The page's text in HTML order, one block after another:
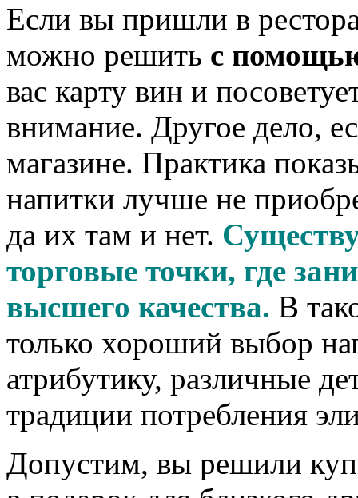
Если вы пришли в
можно решить с
вас карту вин и
внимание. Другое дело,
магазине. Практика
напитки лучше не
да их там и нет.
торговые точки, где
высшего качества. В
только хороший выбор
атрибутику, различные
традиции потребления
Допустим, вы решили